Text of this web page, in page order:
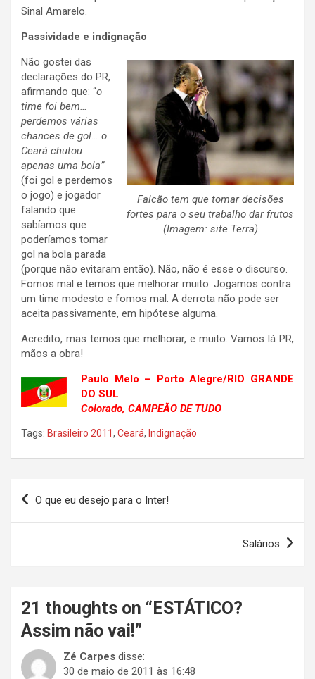
Sinal Amarelo.
Passividade e indignação
Falcão tem que tomar decisões
fortes para o seu trabalho dar frutos
(Imagem: site Terra)
Não gostei das
declarações do PR,
afirmando que: “o
time foi bem…
perdemos várias
chances de gol… o
Ceará chutou
apenas uma bola”
(foi gol e perdemos
o jogo) e jogador
falando que
sabíamos que
poderíamos tomar
gol na bola parada
(porque não evitaram então). Não, não é esse o discurso.
Fomos mal e temos que melhorar muito. Jogamos contra
um time modesto e fomos mal. A derrota não pode ser
aceita passivamente, em hipótese alguma.
Acredito, mas temos que melhorar, e muito. Vamos lá PR,
mãos a obra!
Paulo Melo – Porto Alegre/RIO GRANDE
DO SUL
Colorado, CAMPEÃO DE TUDO
Tags: Brasileiro 2011, Ceará, Indignação
Navegação
O que eu desejo para o Inter!
Salários
21 thoughts on “ ESTÁTICO?
Assim não vai!”
Zé Carpes disse:
30 de maio de 2011 às 16:48